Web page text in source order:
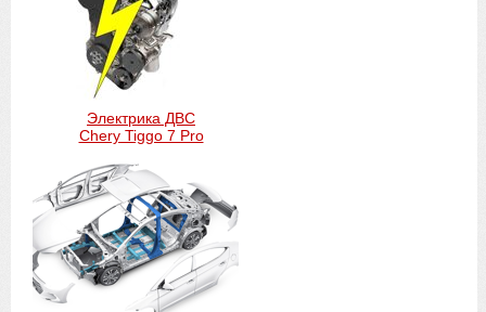
Электрика ДВС
Chery Tiggo 7 Pro